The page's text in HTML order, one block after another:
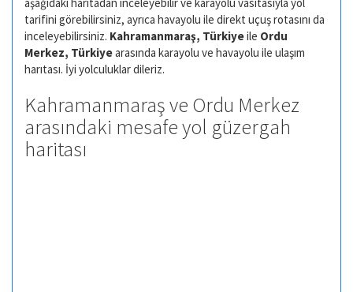
tarifini görebilirsiniz, ayrıca havayolu ile direkt uçuş rotasını da
inceleyebilirsiniz. Kahramanmaraş, Türkiyeile Ordu
Merkez, Türkiyearasında karayolu ve havayolu ile ulaşım
harıtası. İyi yolculuklar dileriz.
Kahramanmaraş ve Ordu Merkez
arasındaki mesafe yol güzergah
haritası